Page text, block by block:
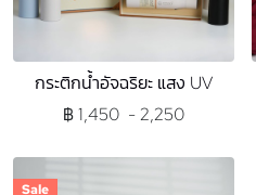
กระติกน้ำอัจฉริยะ แสง UV
฿ 1,450 - 2,250
Sale